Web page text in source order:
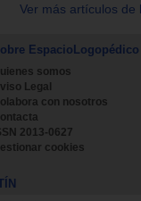
Ver más artículos
EspacioLogopédico
somos
Legal
con nosotros
2013-0627
cookies